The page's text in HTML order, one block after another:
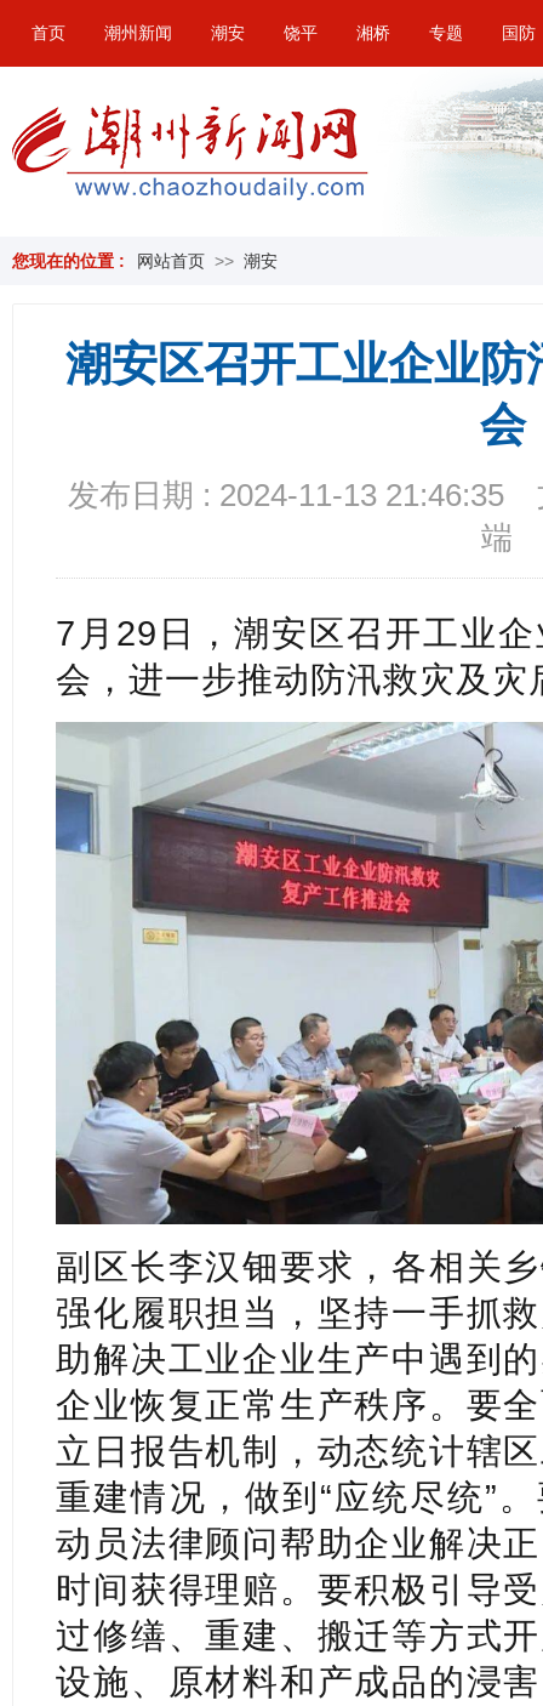
首页 潮州新闻 潮安 饶平 湘桥 专题 国防
您现在的位置 : 网站首页 >> 潮安
潮安区召开工业企业
会
发布日期 : 2024-11-13 21:46:35
端
7月29日，潮安区召开工业
会，进一步推动防汛救灾及
副区长李汉钿要求，各相关
强化履职担当，坚持一手抓
助解决工业企业生产中遇到
企业恢复正常生产秩序。要
立日报告机制，动态统计辖
重建情况，做到“应统尽统”
动员法律顾问帮助企业解决
时间获得理赔。要积极引导
过修缮、重建、搬迁等方式
设施、原材料和产成品的浸